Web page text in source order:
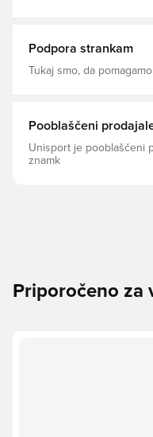
prileganja.
Podpora strankam
Tukaj smo, da pomagamo
Pooblaščeni
Unisport je pooblaščeni
znamk
Priporočeno za